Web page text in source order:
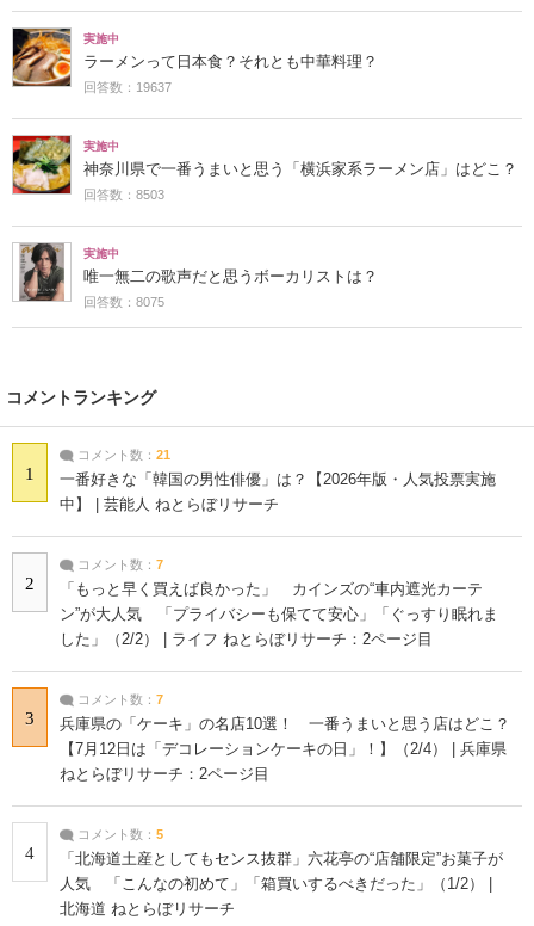
実施中
ラーメンって日本食？それとも中華料理？
回答数：19637
実施中
神奈川県で一番うまいと思う「横浜家系ラーメン店」はどこ？
回答数：8503
実施中
唯一無二の歌声だと思うボーカリストは？
回答数：8075
コメントランキング
1
コメント数： 21
一番好きな「韓国の男性俳優」は？【2026年版・人気投票実施
中】 | 芸能人 ねとらぼリサーチ
2
コメント数： 7
「もっと早く買えば良かった」 カインズの“車内遮光カーテ
ン”が大人気 「プライバシーも保てて安心」「ぐっすり眠れま
した」（2/2） | ライフ ねとらぼリサーチ：2ページ目
3
コメント数： 7
兵庫県の「ケーキ」の名店10選！ 一番うまいと思う店はどこ？
【7月12日は「デコレーションケーキの日」！】（2/4） | 兵庫県
ねとらぼリサーチ：2ページ目
4
コメント数： 5
「北海道土産としてもセンス抜群」六花亭の“店舗限定”お菓子が
人気 「こんなの初めて」「箱買いするべきだった」（1/2） |
北海道 ねとらぼリサーチ